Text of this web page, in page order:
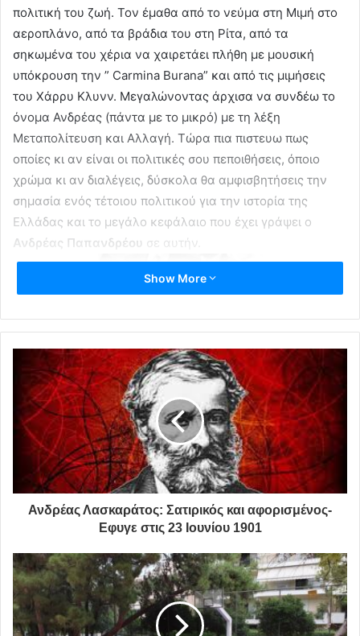
πολιτική του ζωή. Τον έμαθα από το νεύμα στη Μιμή στο
αεροπλάνο, από τα βράδια του στη Ρίτα, από τα
σηκωμένα του χέρια να χαιρετάει πλήθη με μουσική
υπόκρουση την ” Carmina Burana” και από τις μιμήσεις
του Χάρρυ Κλυνν. Μεγαλώνοντας άρχισα να συνδέω το
όνομα Ανδρέας (πάντα με το μικρό) με τη λέξη
Μεταπολίτευση και Αλλαγή. Τώρα πια πιστευω πως
οποίες κι αν είναι οι πολιτικές σου πεποιθήσεις, όποιο
χρώμα κι αν διαλέγεις, δύσκολα θα αμφισβητήσεις την
σημασία ενός τέτοιου πολιτικού για την ιστορία της
Ελλάδας και το μεγάλο κεφάλαιο που έχει γράψει ο
Ανδρέας Παπανδρέου σε αυτήν.
Με αφορμή την συμπλήρωση 24 χρόνων από το θάνατο
του, το News247.gr έκανε ένα εκτενές αφιέρωμα το
οποίο σας παρουσιάζουμε παρακάτω:
Ανδρέας Παπανδρέου
Σαν σήμερα στις 23 Ιουνίου 1996 έφυγε από τη ζωή
ο Ανδρέας Παπανδρέου, ο πολιτικός που αρνήθηκε να
Show More
Ανδρέας Λασκαράτος: Σατιρικός και αφορισμένος-
Εφυγε στις 23 Ιουνίου 1901